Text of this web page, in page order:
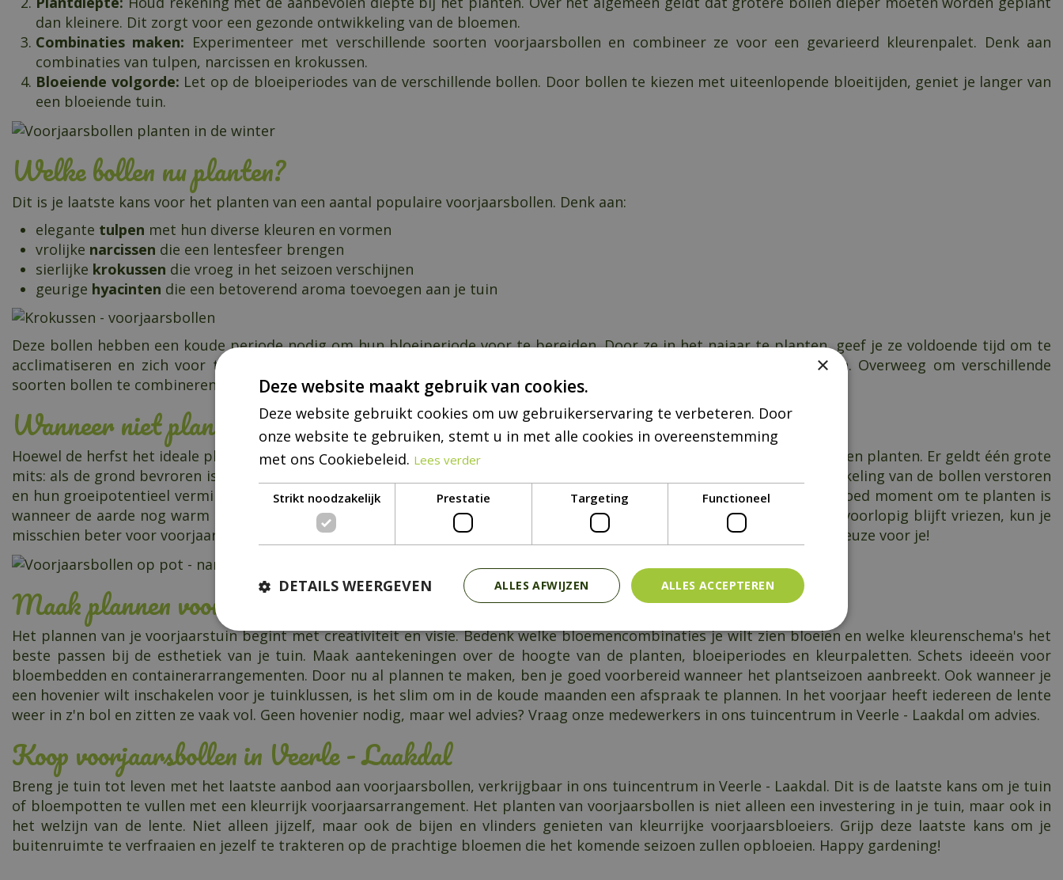
dan kleinere. Dit zorgt voor een gezonde ontwikkeling van de bloemen.
Combinaties maken: Experimenteer met verschillende soorten voorjaarsbollen en combineer ze voor een gevarieerd kleurenpalet. Denk aan
combinaties van tulpen, narcissen en krokussen.
Bloeiende volgorde: Let op de bloeiperiodes van de verschillende bollen. Door bollen te kiezen met uiteenlopende bloeitijden, geniet je langer van
een bloeiende tuin.
Welke bollen nu planten?
Dit is je laatste kans voor het planten van een aantal populaire voorjaarsbollen. Denk aan:
elegante tulpen met hun diverse kleuren en vormen
vrolijke narcissen die een lentesfeer brengen
sierlijke krokussen die vroeg in het seizoen verschijnen
geurige hyacinten die een betoverend aroma toevoegen aan je tuin
Deze bollen hebben een koude periode nodig om hun bloeiperiode voor te bereiden. Door ze in het najaar te planten, geef je ze voldoende tijd om te
acclimatiseren en zich voor te bereiden op een spectaculaire bloei wanneer de temperaturen in het voorjaar stijgen. Overweeg om verschillende
soorten bollen te combineren om een boeiend en gevarieerd bloementapijt te creëren.
Wanneer niet planten?
Hoewel de herfst het ideale plantseizoen is voor voorjaarsbollen, kun je in de laatste maanden van het jaar nog prima bollen planten. Er geldt één grote
mits: als de grond bevroren is door harde vorst, is het beter om het planten uit te stellen. Bevroren grond kan de ontwikkeling van de bollen verstoren
en hun groeipotentieel verminderen. Wacht liever op dagen waarop de grond nog bewerkbaar is, maar niet te nat. Een goed moment om te planten is
wanneer de aarde nog warm is van de zomer, maar de ergste hitte voorbij is. Mocht het weerbericht aangeven dat het voorlopig blijft vriezen, kun je
misschien beter voor voorjaarsbollen op pot kiezen als de lente aanbreekt. Ons tuincentrum heeft een zeer uitgebreide keuze voor je!
Maak plannen voor volgend jaar
Het plannen van je voorjaarstuin begint met creativiteit en visie. Bedenk welke bloemencombinaties je wilt zien bloeien en welke kleurenschema's het
beste passen bij de esthetiek van je tuin. Maak aantekeningen over de hoogte van de planten, bloeiperiodes en kleurpaletten. Schets ideeën voor
bloembedden en containerarrangementen. Door nu al plannen te maken, ben je goed voorbereid wanneer het plantseizoen aanbreekt. Ook wanneer je
een hovenier wilt inschakelen voor je tuinklussen, is het slim om in de koude maanden een afspraak te plannen. In het voorjaar heeft iedereen de lente
weer in z'n bol en zitten ze vaak vol. Geen hovenier nodig, maar wel advies? Vraag onze medewerkers in ons tuincentrum in Veerle - Laakdal om advies.
Koop voorjaarsbollen in Veerle - Laakdal
Breng je tuin tot leven met het laatste aanbod aan voorjaarsbollen, verkrijgbaar in ons tuincentrum in Veerle - Laakdal. Dit is de laatste kans om je tuin
of bloempotten te vullen met een kleurrijk voorjaarsarrangement. Het planten van voorjaarsbollen is niet alleen een investering in je tuin, maar ook in
het welzijn van de lente. Niet alleen jijzelf, maar ook de bijen en vlinders genieten van kleurrijke voorjaarsbloeiers. Grijp deze laatste kans om je
buitenruimte te verfraaien en jezelf te trakteren op de prachtige bloemen die het komende seizoen zullen opbloeien. Happy gardening!
×
Deze website maakt gebruik van cookies.
Deze website gebruikt cookies om uw gebruikerservaring te verbeteren. Door
onze website te gebruiken, stemt u in met alle cookies in overeenstemming
met ons Cookiebeleid. Lees verder
Strikt noodzakelijk Prestatie Targeting Functioneel
ALLES ACCEPTEREN
ALLES AFWIJZEN
DETAILS WEERGEVEN